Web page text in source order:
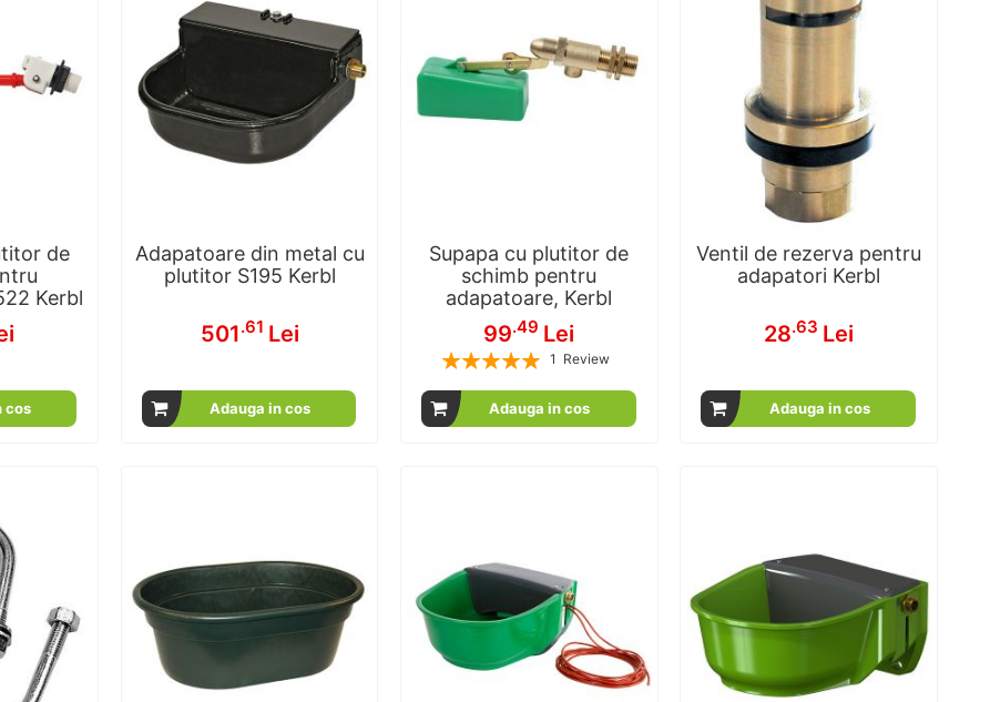
de
Kerbl
cos
Adapatoare din metal cu
plutitor S195 Kerbl
501.61 Lei
Adauga in cos
Supapa cu plutitor de
schimb pentru
adapatoare, Kerbl
99.49 Lei
Rating:
1 Review
Adauga in cos
Ventil de rezerva pentru
adapatori Kerbl
28.63 Lei
Adauga in cos